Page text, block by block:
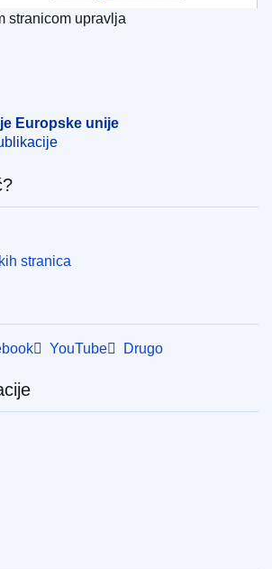
komisija),Europska komisija
Europske unije
stranicom upravlja
Europske unije
stranica
YouTube Drugo